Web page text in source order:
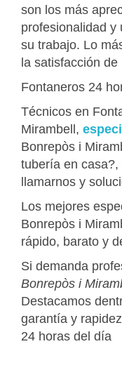
son los más
profesionalidad y
su trabajo. Lo
la satisfacción
Fontaneros 24
Técnicos en
Mirambell,
Bonrepòs i
tubería en
llamarnos y
Los mejores
Bonrepòs i
rápido, barato y
Si demanda
Bonrepòs i
Destacamos
garantía y
24 horas del día